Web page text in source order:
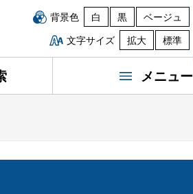
背景色 白 黒
ベージュ
文字サイズ
拡大 標準
メニュー